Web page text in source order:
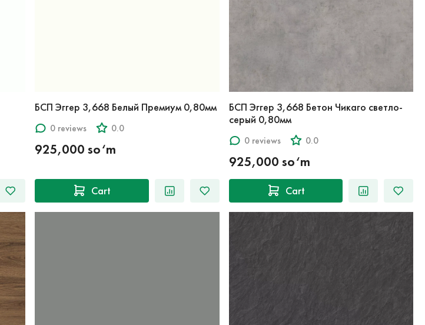
БСП Эггер 3,668 Белый Премиум 0,80мм
0 reviews 0.0
925,000 so‘m
Cart
БСП Эггер 3,668 Бетон Чикаго светло-
серый 0,80мм
0 reviews 0.0
925,000 so‘m
Cart